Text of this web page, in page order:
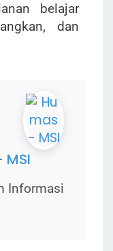
belajar
dan
Informasi